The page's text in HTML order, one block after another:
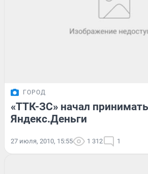
ГОРОД
«ТТК-ЗС» начал принимать
Яндекс.Деньги
27 июля, 2010, 15:55 1 312 1